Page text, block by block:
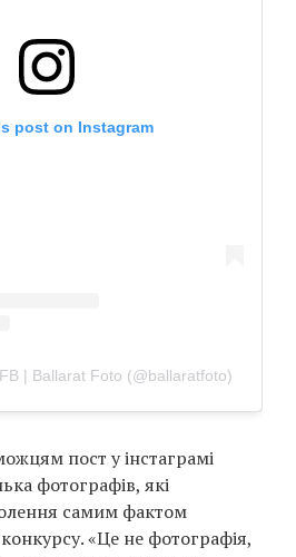
post on Instagram
| Ballarat Foto (@ballaratfoto)
пост у інстаграмі
фотографів, які
самим фактом
«Це не фотографія,